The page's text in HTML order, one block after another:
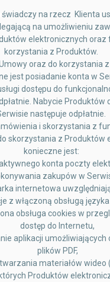
na rzecz Klienta
na umożliwieniu
elektronicznych oraz
korzystania z Produktów.
oraz do korzystania
jest posiadanie konta w
dostępu do
Nabycie Produktów
następuje odpłatnie.
i skorzystania z
skorzystania z Produktów
konieczne jest:
konta poczty
zakupów w
internetowa
z włączoną obsługą
obsługa cookies w
dostęp do Internetu,
aplikacji umożliwiających
plików PDF,
materiałów wideo
Produktów